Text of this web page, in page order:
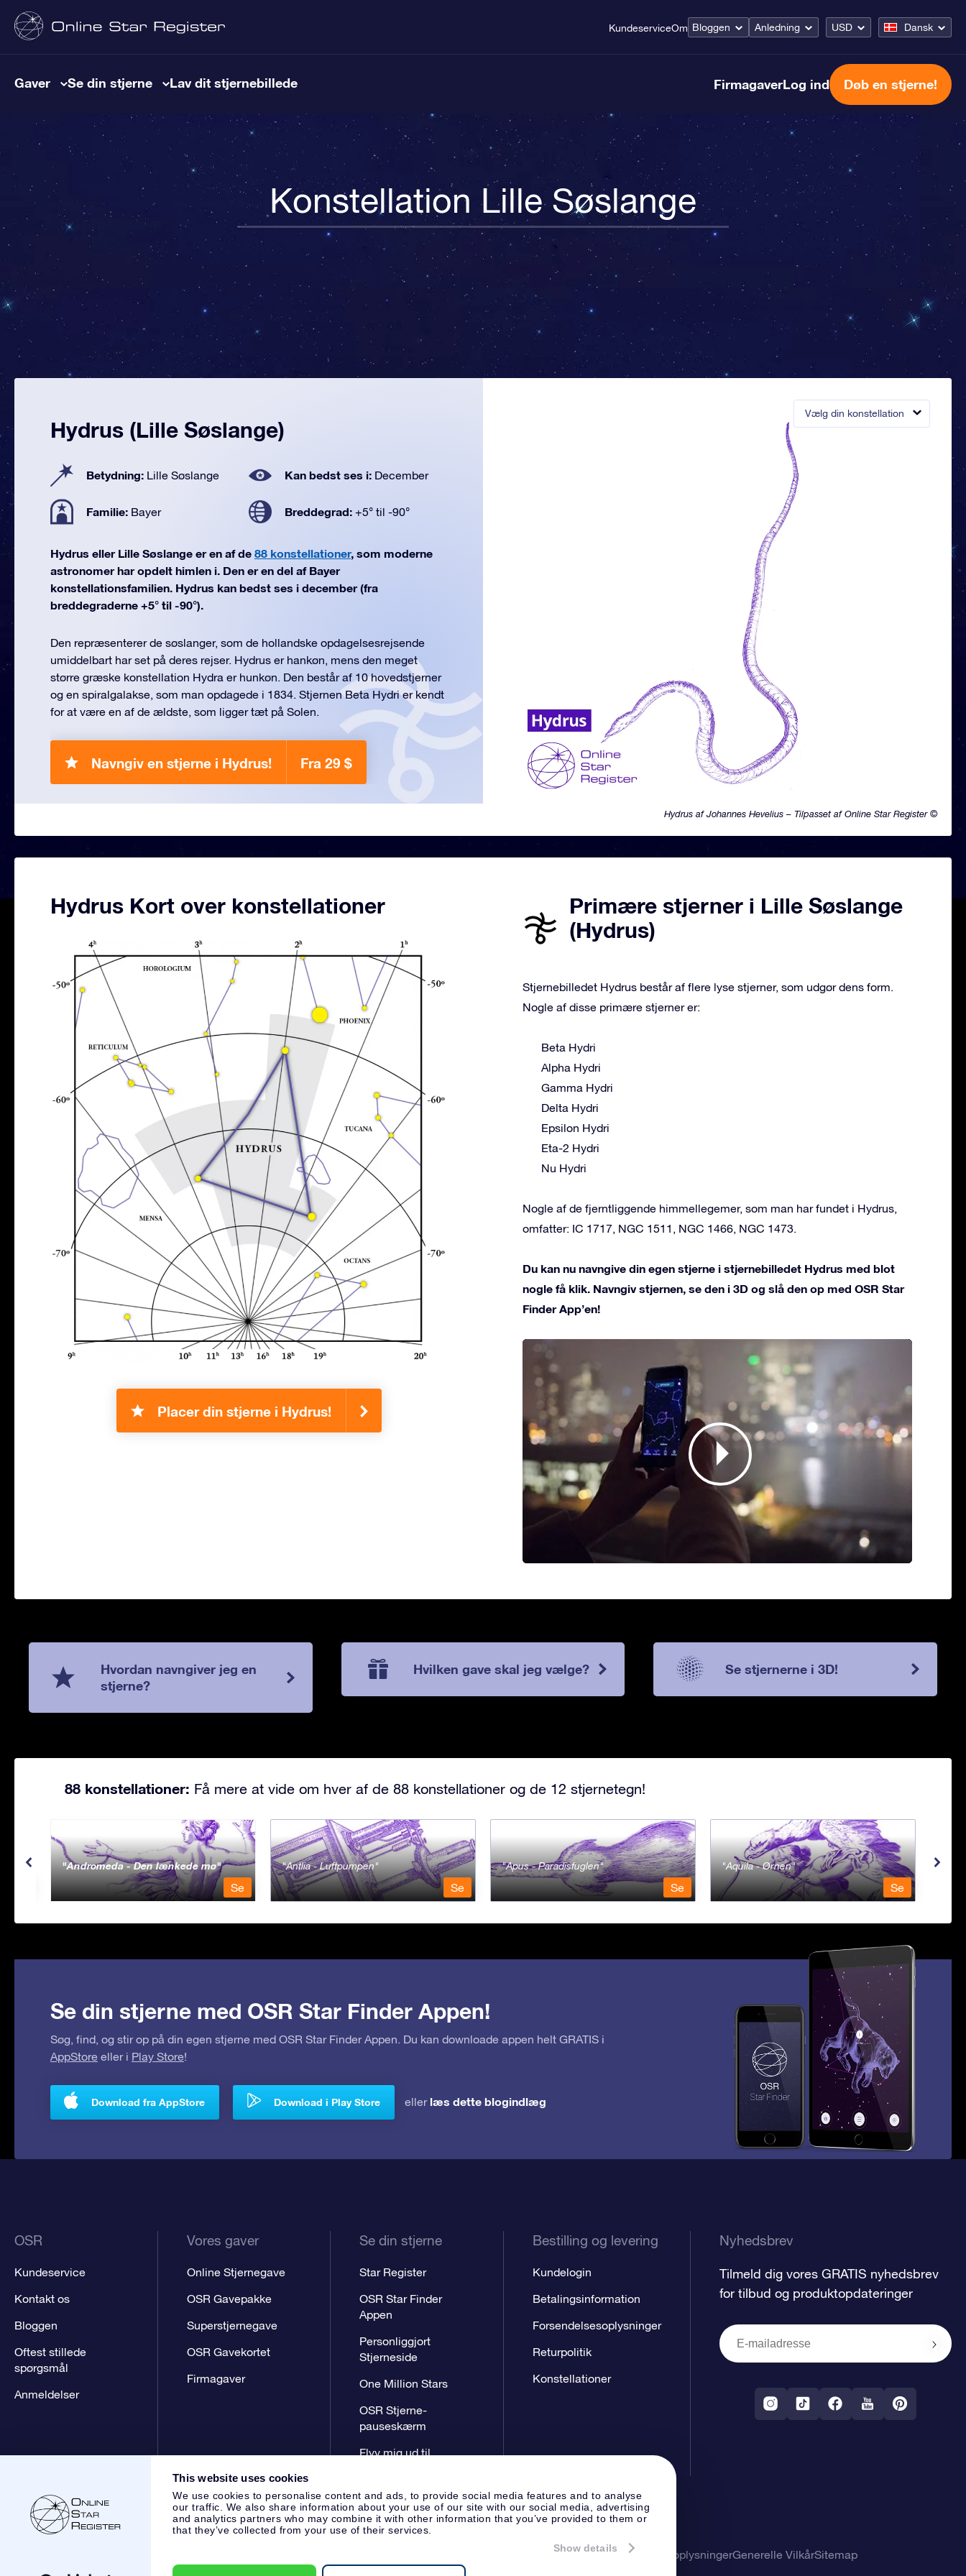
This website uses cookies
We use cookies to personalise content and ads, to provide social media features and to analyse
our traffic. We also share information about your use of our site with our social media, advertising
and analytics partners who may combine it with other information that you’ve provided to them or
that they’ve collected from your use of their services.
Show details
KundeserviceOm Bloggen Anledning USD Dansk
Gaver Se din stjerne Lav dit stjernebillede FirmagaverLog ind Døb en stjerne!
Konstellation Lille Søslange
Vælg din konstellation
Hydrus af Johannes Hevelius – Tilpasset af Online Star Register ©
Hydrus (Lille Søslange)
Betydning: Lille Søslange Kan bedst ses i: December
Familie: Bayer Breddegrad: +5° til -90°
Hydrus eller Lille Søslange er en af de 88 konstellationer, som moderne
astronomer har opdelt himlen i. Den er en del af Bayer
konstellationsfamilien. Hydrus kan bedst ses i december (fra
breddegraderne +5° til -90°).
Den repræsenterer de søslanger, som de hollandske opdagelsesrejsende
umiddelbart har set på deres rejser. Hydrus er hankøn, mens den meget
større græske konstellation Hydra er hunkøn. Den består af 10 hovedstjerner
og en spiralgalakse, som man opdagede i 1834. Stjernen Beta Hydri er kendt
for at være en af de ældste, som ligger tæt på Solen.
Navngiv en stjerne i Hydrus! Fra 29 $
Hydrus Kort over konstellationer
Placer din stjerne i Hydrus!
Primære stjerner i Lille Søslange
(Hydrus)
Stjernebilledet Hydrus består af flere lyse stjerner, som udgør dens form.
Nogle af disse primære stjerner er:
Beta Hydri
Alpha Hydri
Gamma Hydri
Delta Hydri
Epsilon Hydri
Eta-2 Hydri
Nu Hydri
Nogle af de fjerntliggende himmellegemer, som man har fundet i Hydrus,
omfatter: IC 1717, NGC 1511, NGC 1466, NGC 1473.
Du kan nu navngive din egen stjerne i stjernebilledet Hydrus med blot
nogle få klik. Navngiv stjernen, se den i 3D og slå den op med OSR Star
Finder App’en!
Hvordan navngiver jeg en
stjerne?
Hvilken gave skal jeg vælge? Se stjernerne i 3D!
88 konstellationer: Få mere at vide om hver af de 88 konstellationer og de 12 stjernetegn!
Andromeda - Den lænkede mø
Se
Antlia - Luftpumpen
Se
Apus - Paradisfuglen
Se
Aquila - Ørnen
Se
Se din stjerne med OSR Star Finder Appen!
Søg, find, og stir op på din egen stjerne med OSR Star Finder Appen. Du kan downloade appen helt GRATIS i
AppStore eller i Play Store!
Download fra AppStore Download i Play Store eller læs dette blogindlæg
OSR
Kundeservice
Kontakt os
Bloggen
Oftest stillede
spørgsmål
Anmeldelser
Vores gaver
Online Stjernegave
OSR Gavepakke
Superstjernegave
OSR Gavekortet
Firmagaver
Se din stjerne
Star Register
OSR Star Finder
Appen
Personliggjort
Stjerneside
One Million Stars
OSR Stjerne-
pauseskærm
Flyv mig ud til
Bestilling og levering
Kundelogin
Betalingsinformation
Forsendelsesoplysninger
Returpolitik
Konstellationer
Nyhedsbrev
Tilmeld dig vores GRATIS nyhedsbrev
for tilbud og produktopdateringer
Beskyttelse af personlige oplysningerGenerelle VilkårSitemap